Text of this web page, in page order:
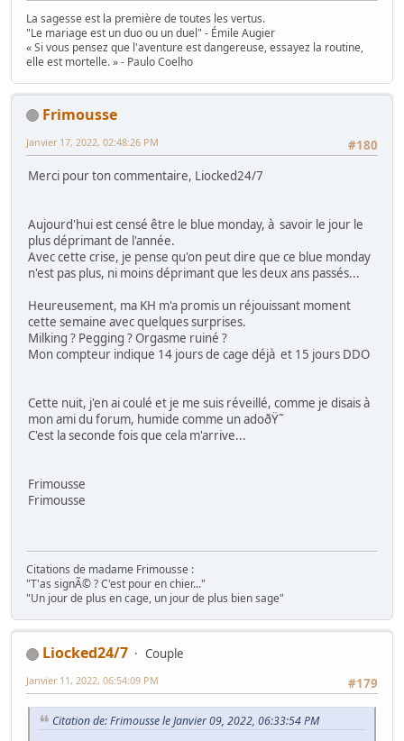
La sagesse est la première de toutes les vertus.
"Le mariage est un duo ou un duel" - Émile Augier
« Si vous pensez que l'aventure est dangereuse, essayez la routine,
elle est mortelle. » - Paulo Coelho
Frimousse
#180
Janvier 17, 2022, 02:48:26 PM
Merci pour ton commentaire, Liocked24/7
Aujourd'hui est censé être le blue monday, à savoir le jour le
plus déprimant de l'année.
Avec cette crise, je pense qu'on peut dire que ce blue monday
n'est pas plus, ni moins déprimant que les deux ans passés...
Heureusement, ma KH m'a promis un réjouissant moment
cette semaine avec quelques surprises.
Milking ? Pegging ? Orgasme ruiné ?
Mon compteur indique 14 jours de cage déjà et 15 jours DDO
Cette nuit, j'en ai coulé et je me suis réveillé, comme je disais à
mon ami du forum, humide comme un adoðŸ˜
C'est la seconde fois que cela m'arrive...
Frimousse
Frimousse
Citations de madame Frimousse :
"T'as signÃ© ? C'est pour en chier..."
"Un jour de plus en cage, un jour de plus bien sage"
Liocked24/7
Couple
#179
Janvier 11, 2022, 06:54:09 PM
Citation de: Frimousse le Janvier 09, 2022, 06:33:54 PM